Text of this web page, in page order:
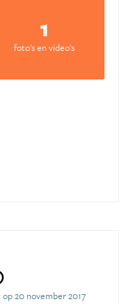
1
foto's en video's
20 november 2017